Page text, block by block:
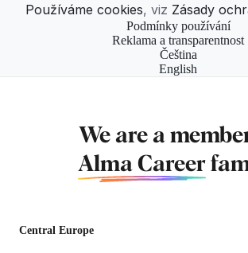
Používáme cookies, viz Zásady
Podmínky používání
Reklama a transparentnost
Čeština
English
We are a
Alma Career
Central Europe